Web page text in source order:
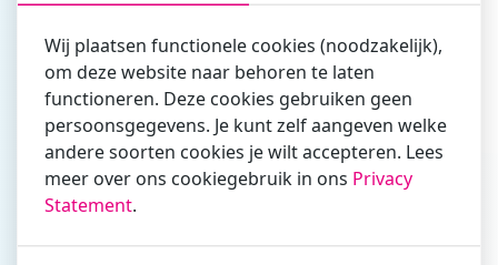
Vul hier bij voorkeur het e-mailadres in waarmee je
zakelijk/administratief correspondeert
Is de contactpersoon ook een cursist?
Ja
Wij plaatsen functionele cookies (noodzakelijk),
om deze website naar behoren te laten
functioneren. Deze cookies gebruiken geen
persoonsgegevens. Je kunt zelf aangeven welke
andere soorten cookies je wilt accepteren. Lees
meer over ons cookiegebruik in ons Privacy
Statement.